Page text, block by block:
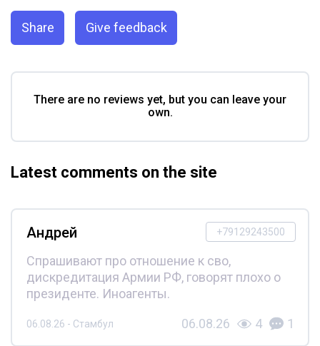
Share Give feedback
There are no reviews yet, but you can leave your
own.
Latest comments on the site
+79129243500
Андрей
Спрашивают про отношение к сво,
дискредитация Армии РФ, говорят плохо о
президенте. Иноагенты.
06.08.26 - Стамбул 06.08.26 4 1